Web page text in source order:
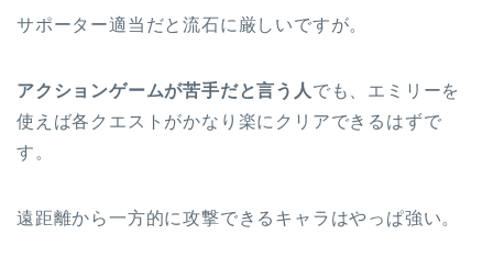
サポーター適当だと流石に厳しいですが。
アクションゲームが苦手だと言う人 でも、エミリーを
使えば各クエストがかなり楽にクリアできるはずで
す。
遠距離から一方的に攻撃できるキャラはやっぱ強い。